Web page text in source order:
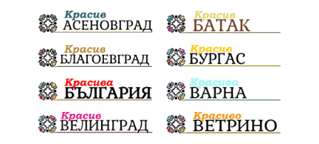
Полиграф ДетекторНаЛъжата МВР
ОбезпечителниМерки МестнаВласт Котел
СИК Ружица РайнаКнягиня
ВеселинОрешков Шофьори